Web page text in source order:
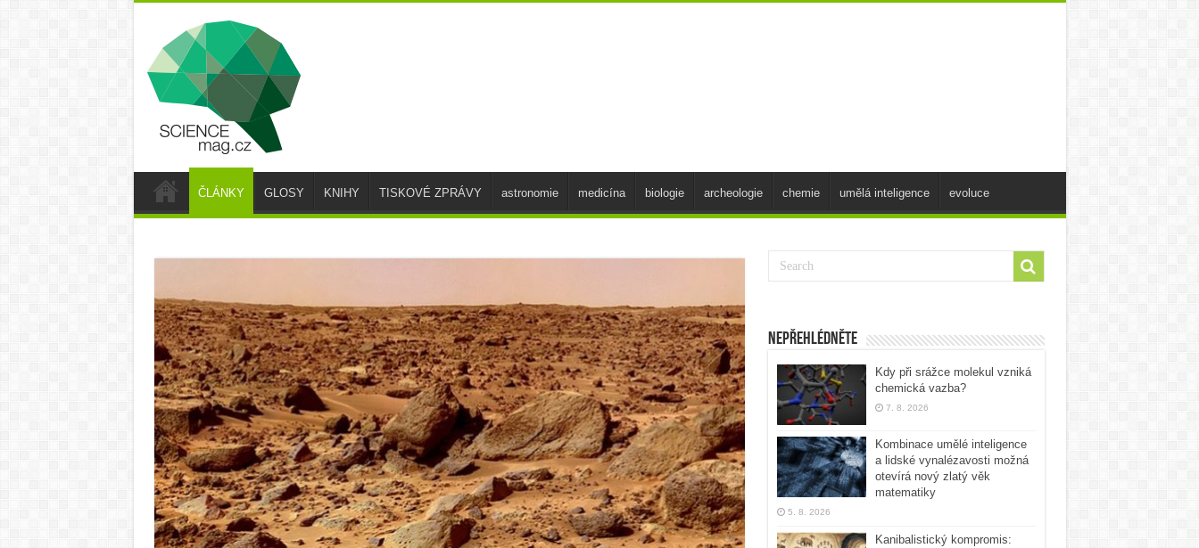
ČLÁNKY GLOSY KNIHY TISKOVÉ ZPRÁVY astronomie medicína biologie archeologie chemie umělá inteligence evoluce
Nepřehlédněte
Kdy při srážce molekul vzniká
chemická vazba?
7. 8. 2026
Kombinace umělé inteligence
a lidské vynalézavosti možná
otevírá nový zlatý věk
matematiky
5. 8. 2026
Kanibalistický kompromis: